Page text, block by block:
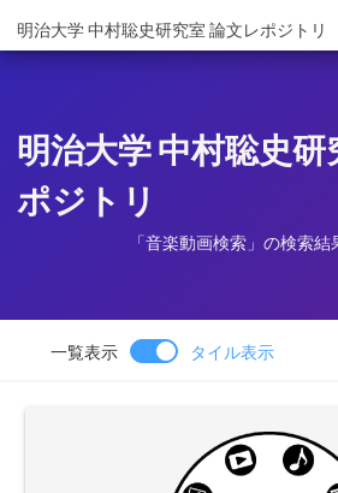
明治大学 中村聡史研究室 論文レポジトリ
明治大学 中村聡史研
ポジトリ
「音楽動画検索」の検索
一覧表示 タイル表示